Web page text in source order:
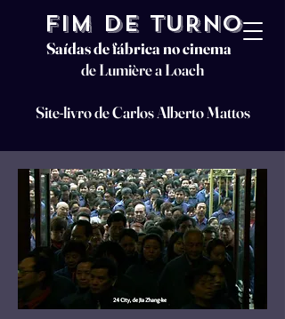
FIM DE TURNO
Saídas de fábrica no cinema
de Lumière a Loach
Site-livro de Carlos Alberto Mattos